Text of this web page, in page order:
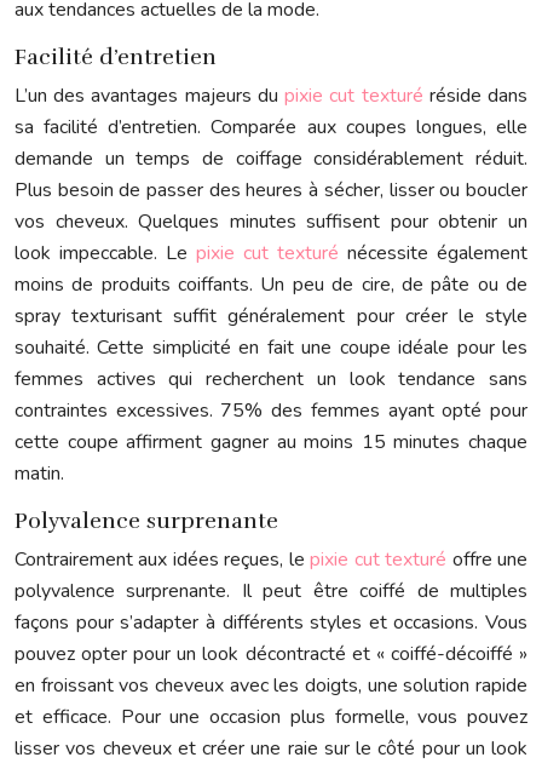
aux tendances actuelles de la mode.
Facilité d’entretien
L’un des avantages majeurs dupixie cut texturé réside dans
sa facilité d’entretien. Comparée aux coupes longues, elle
demande un temps de coiffage considérablement réduit.
Plus besoin de passer des heures à sécher, lisser ou boucler
vos cheveux. Quelques minutes suffisent pour obtenir un
look impeccable. Le pixie cut texturé nécessite également
moins de produits coiffants. Un peu de cire, de pâte ou de
spray texturisant suffit généralement pour créer le style
souhaité. Cette simplicité en fait une coupe idéale pour les
femmes actives qui recherchent un look tendance sans
contraintes excessives. 75% des femmes ayant opté pour
cette coupe affirment gagner au moins 15 minutes chaque
matin.
Polyvalence surprenante
Contrairement aux idées reçues, lepixie cut texturé offre une
polyvalence surprenante. Il peut être coiffé de multiples
façons pour s’adapter à différents styles et occasions. Vous
pouvez opter pour un look décontracté et « coiffé-décoiffé »
en froissant vos cheveux avec les doigts, une solution rapide
et efficace. Pour une occasion plus formelle, vous pouvez
lisser vos cheveux et créer une raie sur le côté pour un look